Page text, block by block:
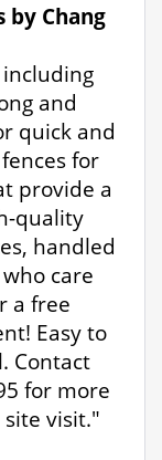
by Chang
and
quick and
for
provide a
quality
handled
care
a free
Easy to
Contact
for more
visit."